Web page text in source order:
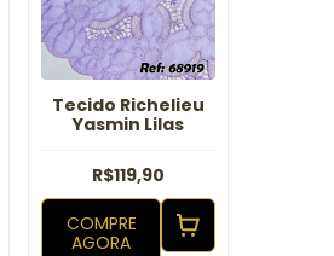
Tecido Richelieu
Yasmin Lilas
R$119,90
COMPRE
AGORA